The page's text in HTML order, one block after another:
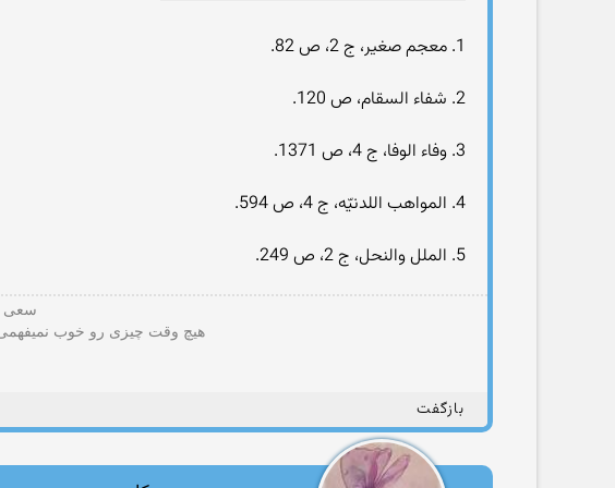
1. معجم صغير، ج 2، ص 82.
2. شفاء السقام، ص 120.
3. وفاء الوفا، ج 4، ص 1371.
4. المواهب اللدنيّه، ج 4، ص 594.
5. الملل والنحل، ج 2، ص 249.
سعی
هیچ وقت چیزی رو خوب نمیفهمی
بازگفت